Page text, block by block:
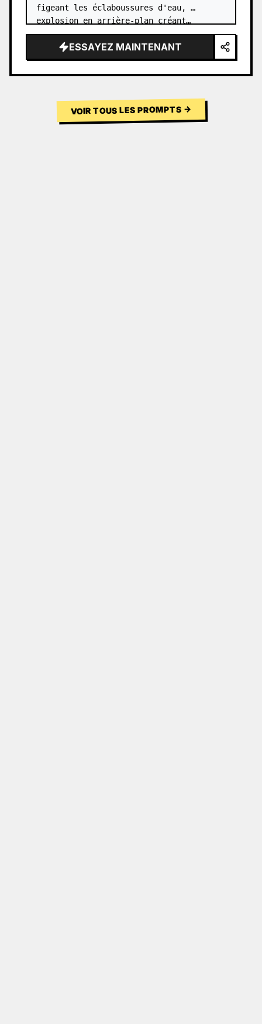
figeant les éclaboussures d'eau,
explosion en arrière-plan créant…
ESSAYEZ MAINTENANT
VOIR TOUS LES PROMPTS →